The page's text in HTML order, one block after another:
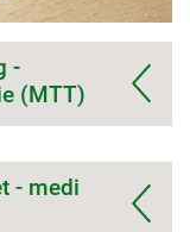
-
(MTT)
- medi